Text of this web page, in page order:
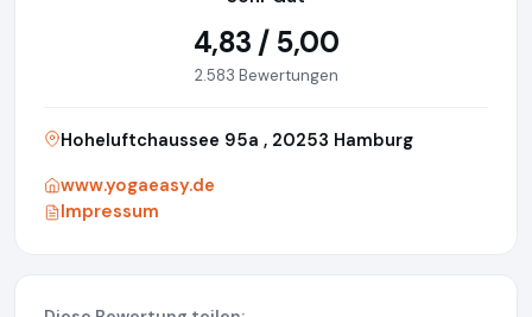
4,83 / 5,00
2.583 Bewertungen
Hoheluftchaussee 95a , 20253 Hamburg
www.yogaeasy.de
Impressum